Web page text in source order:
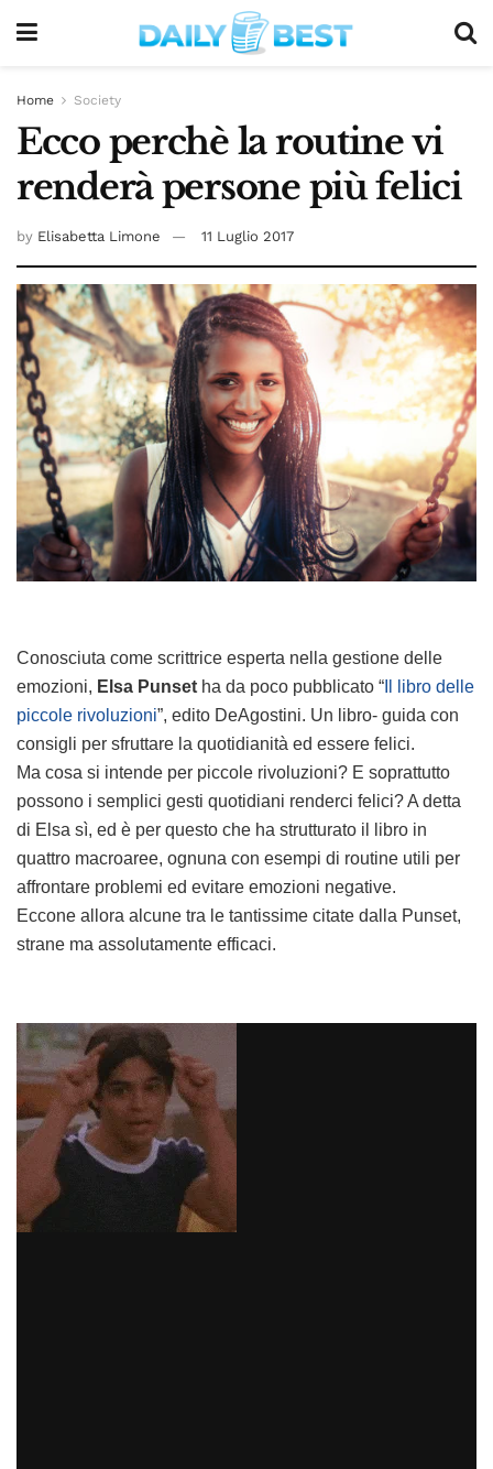
Home Society
Ecco perchè la routine vi
renderà persone più felici
by Elisabetta Limone 11 Luglio 2017
Conosciuta come scrittrice esperta nella gestione delle
emozioni, Elsa Punset ha da poco pubblicato “ Il libro delle
piccole rivoluzioni”, edito DeAgostini. Un libro- guida con
consigli per sfruttare la quotidianità ed essere felici.
Ma cosa si intende per piccole rivoluzioni? E soprattutto
possono i semplici gesti quotidiani renderci felici? A detta
di Elsa sì, ed è per questo che ha strutturato il libro in
quattro macroaree, ognuna con esempi di routine utili per
affrontare problemi ed evitare emozioni negative.
Eccone allora alcune tra le tantissime citate dalla Punset,
strane ma assolutamente efficaci.